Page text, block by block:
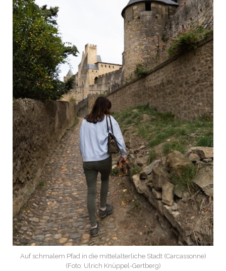
Auf schmalem Pfad in die mittelalterliche Stadt (Carcassonne)
(Foto: Ulrich Knüppel-Gertberg)